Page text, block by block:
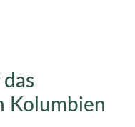
Kolumbien